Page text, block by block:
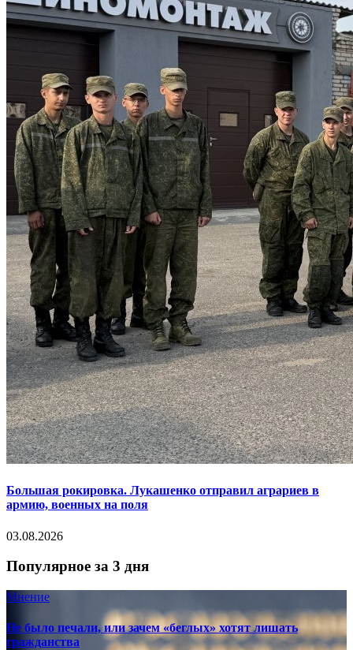
Большая рокировка. Лукашенко отправил аграриев в
армию, военных на поля
03.08.2026
Популярное за 3 дня
Мнение
Не было печали, или зачем «беглых» хотят лишать
гражданства